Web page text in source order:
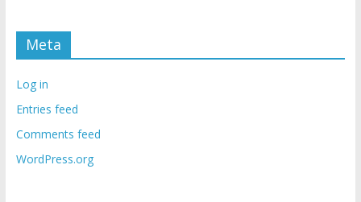
Meta
Log in
Entries feed
Comments feed
WordPress.org